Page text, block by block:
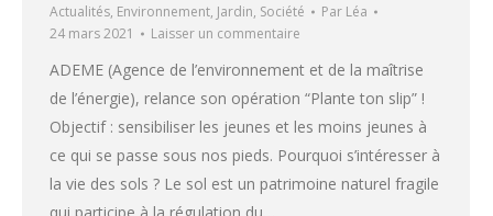
Actualités, Environnement, Jardin, Société Par Léa
24 mars 2021
Laisser un commentaire
ADEME (Agence de l’environnement et de la maîtrise
de l’énergie), relance son opération “Plante ton slip” !
Objectif : sensibiliser les jeunes et les moins jeunes à
ce qui se passe sous nos pieds. Pourquoi s’intéresser à
la vie des sols ? Le sol est un patrimoine naturel fragile